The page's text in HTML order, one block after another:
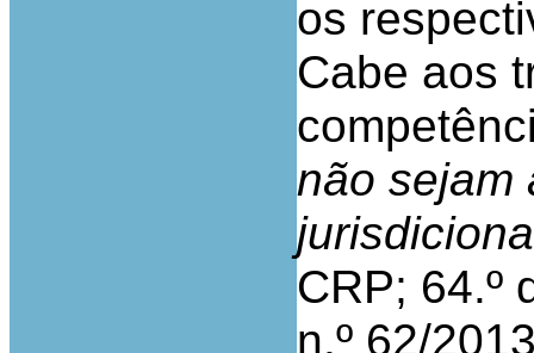
os
Cabe aos
não sejam
CRP; 64.º
n.º 62/